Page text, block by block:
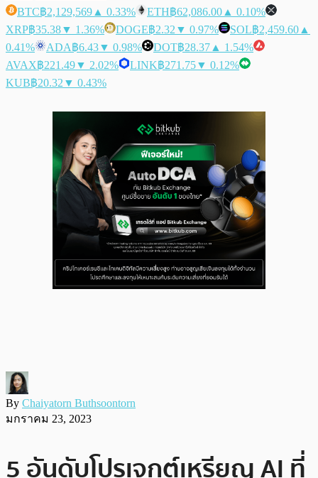
BTC฿2,129,569 ▲ 0.33% ETH฿62,086.00 ▲ 0.10%
XRP฿35.38▼ 1.36% DOGE฿2.32 ▼ 0.97% SOL฿2,459.60 ▲
0.41%
ADA฿6.43▼ 0.98% DOT฿28.37 ▲ 1.54%
AVAX฿221.49▼ 2.02% LINK฿271.75▼ 0.12%
KUB฿20.32 ▼ 0.43%
By Chaiyatorn Buthsoontorn
มกราคม 23, 2023
5 อันดับโปรเจกต์เหรียญ AI ที่